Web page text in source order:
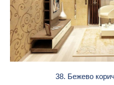
38. Бежево